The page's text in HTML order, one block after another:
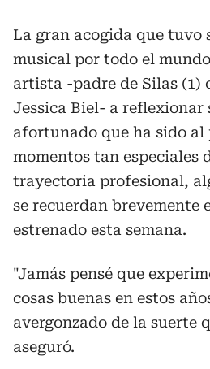
La gran acogida que
musical por todo el
artista -padre de Silas (1)
Jessica Biel- a reflexionar
afortunado que ha sido
momentos tan especiales
trayectoria profesional,
se recuerdan brevemente
estrenado esta semana.
"Jamás pensé que
cosas buenas en estos
avergonzado de la suerte
aseguró.